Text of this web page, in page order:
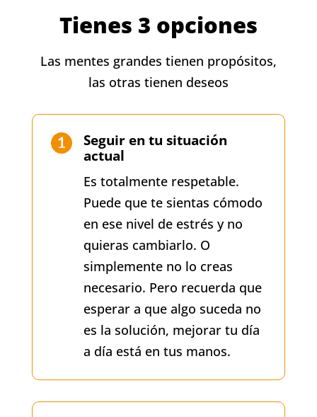
Tienes 3 opciones
Las mentes grandes tienen propósitos,
las otras tienen deseos
Seguir en tu situación
actual
Es totalmente respetable.
Puede que te sientas cómodo
en ese nivel de estrés y no
quieras cambiarlo. O
simplemente no lo creas
necesario. Pero recuerda que
esperar a que algo suceda no
es la solución, mejorar tu día
a día está en tus manos.